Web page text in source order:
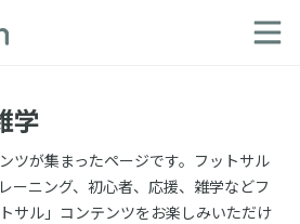
学
ツが集まったページです。フットサル
ーニング、初心者、応援、雑学などフ
サル」コンテンツをお楽しみいただけ